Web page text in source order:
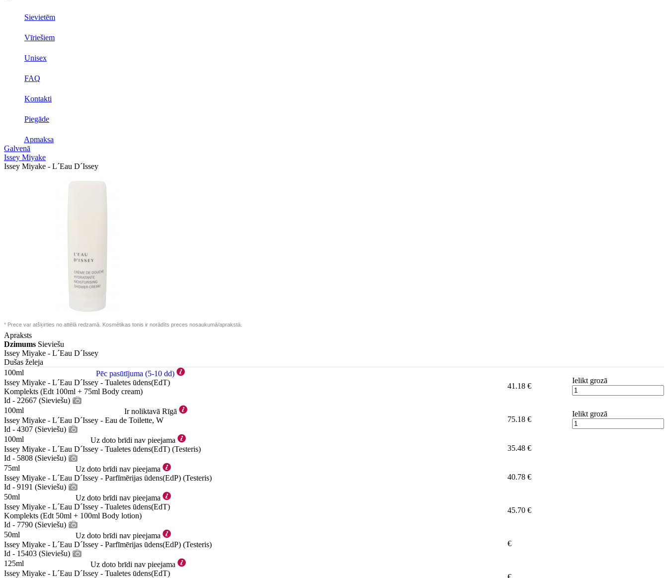
Sievietēm
Vīriešiem
Unisex
FAQ
Kontakti
Piegāde
Apmaksa
Galvenā
Issey Miyake
Issey Miyake - L´Eau D´Issey
* Prece var atšķirties no attēlā redzamā. Kosmētikas tonis ir norādīts preces nosaukumā/aprakstā.
Apraksts
Dzimums Sieviešu
Issey Miyake - L´Eau D´Issey
Dušas želeja
100ml
Pēc pasūtījuma (5-10 dd)
Issey Miyake - L´Eau D´Issey - Tualetes ūdens(EdT)
Komplekts (Edt 100ml + 75ml Body cream)
Id - 22667 (Sieviešu)
41.18 €
Ielikt grozā
100ml
Ir noliktavā Rīgā
Issey Miyake - L´Eau D´Issey - Eau de Toilette, W
Id - 4307 (Sieviešu)
75.18 €
Ielikt grozā
100ml
Uz doto brīdi nav pieejama
Issey Miyake - L´Eau D´Issey - Tualetes ūdens(EdT) (Testeris)
Id - 5808 (Sieviešu)
35.48 €
75ml
Uz doto brīdi nav pieejama
Issey Miyake - L´Eau D´Issey - Parfīmērijas ūdens(EdP) (Testeris)
Id - 9191 (Sieviešu)
40.78 €
50ml
Uz doto brīdi nav pieejama
Issey Miyake - L´Eau D´Issey - Tualetes ūdens(EdT)
Komplekts (Edt 50ml + 100ml Body lotion)
Id - 7790 (Sieviešu)
45.70 €
50ml
Uz doto brīdi nav pieejama
Issey Miyake - L´Eau D´Issey - Parfīmērijas ūdens(EdP) (Testeris)
Id - 15403 (Sieviešu)
€
125ml
Uz doto brīdi nav pieejama
Issey Miyake - L´Eau D´Issey - Tualetes ūdens(EdT)